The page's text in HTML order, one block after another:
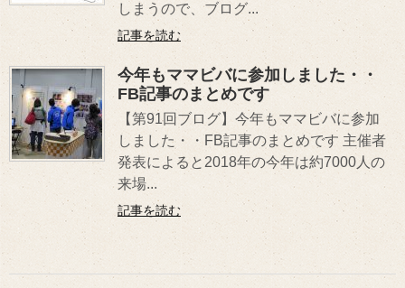
しまうので、ブログ...
記事を読む
今年もママビバに参加しました・・
FB記事のまとめです
【第91回ブログ】今年もママビバに参加
しました・・FB記事のまとめです 主催者
発表によると2018年の今年は約7000人の
来場...
記事を読む